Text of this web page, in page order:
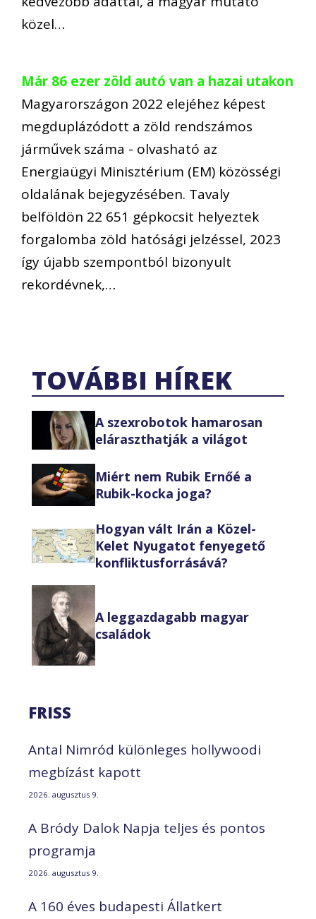
közel…
Már 86 ezer zöld autó van a hazai utakon
Magyarországon 2022 elejéhez képest
megduplázódott a zöld rendszámos
járművek száma - olvasható az
Energiaügyi Minisztérium (EM) közösségi
oldalának bejegyzésében. Tavaly
belföldön 22 651 gépkocsit helyeztek
forgalomba zöld hatósági jelzéssel, 2023
így újabb szempontból bizonyult
rekordévnek,…
TOVÁBBI HÍREK
A szexrobotok hamarosan
eláraszthatják a világot
Miért nem Rubik Ernőé a
Rubik-kocka joga?
Hogyan vált Irán a Közel-
Kelet Nyugatot fenyegető
konfliktusforrásává?
A leggazdagabb magyar
családok
FRISS
Antal Nimród különleges hollywoodi
megbízást kapott
2026. augusztus 9.
A Bródy Dalok Napja teljes és pontos
programja
2026. augusztus 9.
A 160 éves budapesti Állatkert